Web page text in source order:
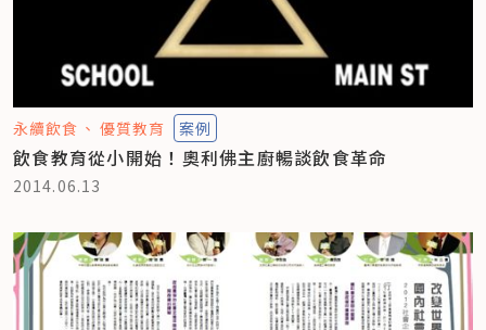
永續飲食 優質教育 案例
飲食教育從小開始！奧利佛主廚暢談飲食革命
2014.06.13